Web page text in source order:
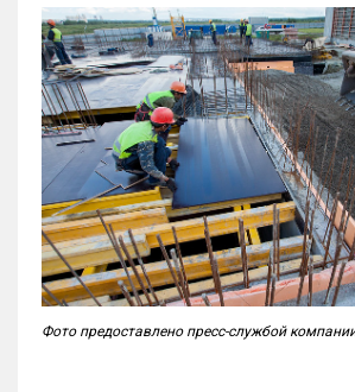
Фото предоставлено пресс-службой